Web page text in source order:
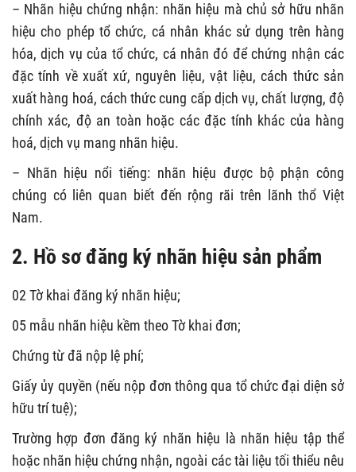
– Nhãn hiệu chứng nhận: nhãn hiệu mà chủ sở hữu nhãn
hiệu cho phép tổ chức, cá nhân khác sử dụng trên hàng
hóa, dịch vụ của tổ chức, cá nhân đó để chứng nhận các
đặc tính về xuất xứ, nguyên liệu, vật liệu, cách thức sản
xuất hàng hoá, cách thức cung cấp dịch vụ, chất lượng, độ
chính xác, độ an toàn hoặc các đặc tính khác của hàng
hoá, dịch vụ mang nhãn hiệu.
– Nhãn hiệu nổi tiếng: nhãn hiệu được bộ phận công
chúng có liên quan biết đến rộng rãi trên lãnh thổ Việt
Nam.
2. Hồ sơ đăng ký nhãn hiệu sản phẩm
02 Tờ khai đăng ký nhãn hiệu;
05 mẫu nhãn hiệu kềm theo Tờ khai đơn;
Chứng từ đã nộp lệ phí;
Giấy ủy quyền (nếu nộp đơn thông qua tổ chức đại diện sở
hữu trí tuệ);
Trường hợp đơn đăng ký nhãn hiệu là nhãn hiệu tập thể
hoặc nhãn hiệu chứng nhận, ngoài các tài liệu tối thiểu nêu